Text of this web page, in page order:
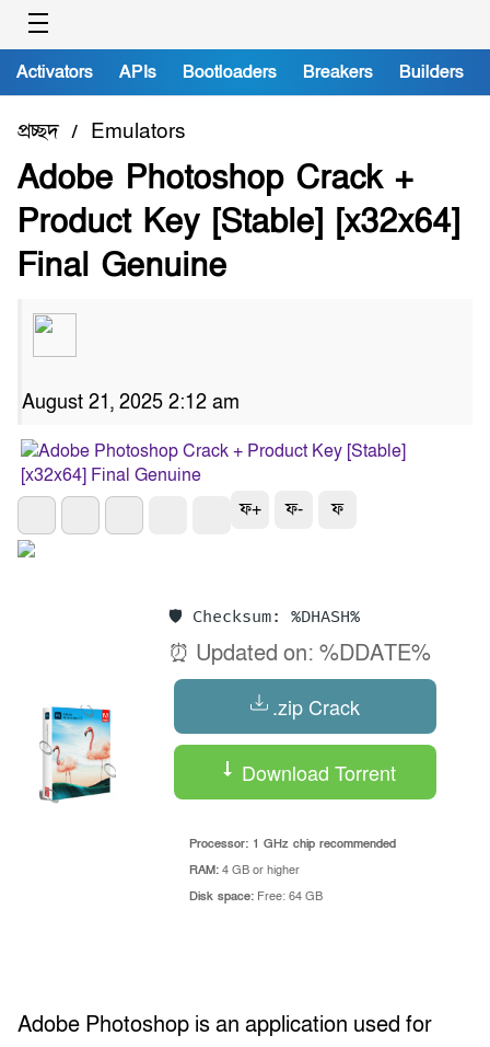
Activators APIs Bootloaders Breakers Builders
প্রচ্ছদ/ Emulators
Adobe Photoshop Crack +
Product Key [Stable] [x32x64]
Final Genuine
August 21, 2025 2:12 am
ফ+ ফ- ফ
🛡️ Checksum: %DHASH%
⏰ Updated on: %DDATE%
.zip Crack
Download Torrent
Processor: 1 GHz chip recommended
RAM: 4 GB or higher
Disk space: Free: 64 GB
Adobe Photoshop is an application used for